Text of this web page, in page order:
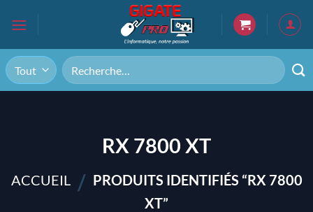
Recherche
pour :
RX 7800 XT
ACCUEIL / PRODUITS IDENTIFIÉS “RX 7800
XT”